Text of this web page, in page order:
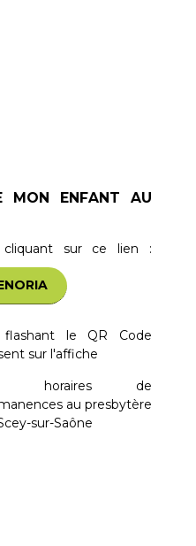
MON ENFANT AU
cliquant sur ce lien :
le QR Code
sur l'affiche
horaires de
au presbytère
sur-Saône